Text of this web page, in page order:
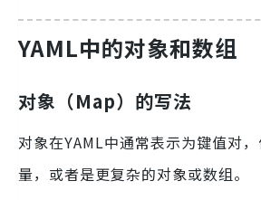
YAML中的对象和数组
对象（Map）的写法
对象在YAML中通常表示为键值对
量，或者是更复杂的对象或数组。